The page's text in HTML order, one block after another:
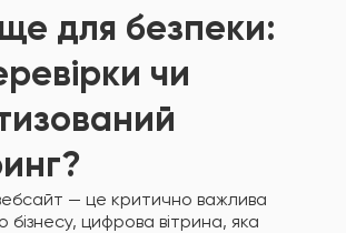
для безпеки:
чи
— це критично важлива
цифрова вітрина, яка